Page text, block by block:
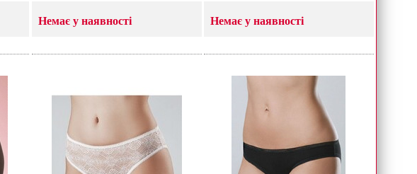
Немає у наявності Немає у наявності